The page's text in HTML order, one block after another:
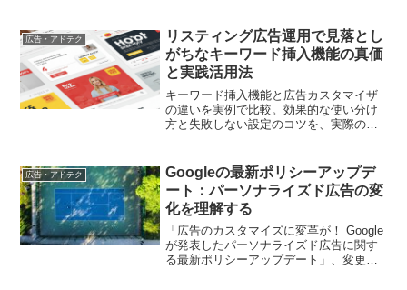
広告・アドテク
リスティング広告運用で見落とし
がちなキーワード挿入機能の真価
と実践活用法
キーワード挿入機能と広告カスタマイザ
の違いを実例で比較。効果的な使い分け
方と失敗しない設定のコツを、実際の運
広告・アドテク
Googleの最新ポリシーアップデ
ート：パーソナライズド広告の変
化を理解する
「広告のカスタマイズに変革が！ Google
が発表したパーソナライズド広告に関す
る最新ポリシーアップデート」、変更点